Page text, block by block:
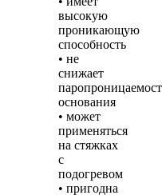
высокую
проникающую
способность
• не
снижает
основания
• может
применяться
на стяжках
с
подогревом
• пригодна